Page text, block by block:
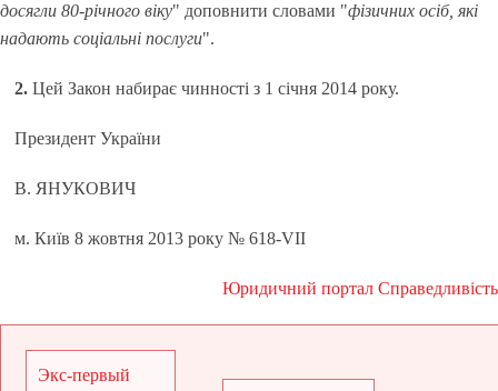
досягли 80-річного віку" доповнити словами "фізичних осіб, які
надають соціальні послуги".
2. Цей Закон набирає чинності з 1 січня 2014 року.
Президент України
В. ЯНУКОВИЧ
м. Київ 8 жовтня 2013 року № 618-VII
Юридичний портал Справедливість
Экс-первый